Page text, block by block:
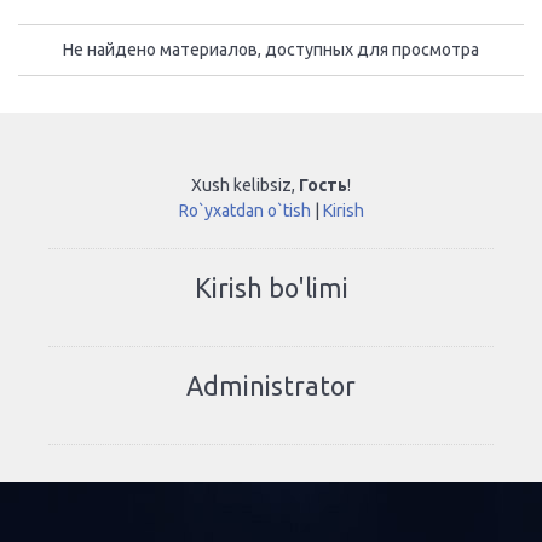
Не найдено материалов, доступных для просмотра
Xush kelibsiz, Гость!
Ro`yxatdan o`tish
Kirish
Kirish bo'limi
Administrator